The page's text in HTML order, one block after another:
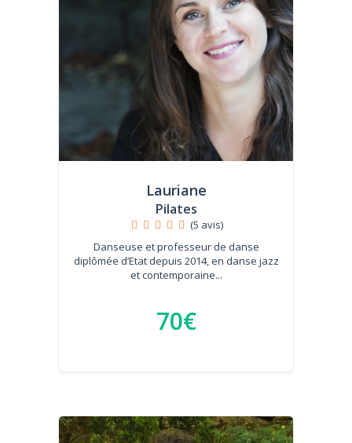
Lauriane
Pilates
(5 avis)
Danseuse et professeur de danse
diplômée d’Etat depuis 2014, en danse jazz
et contemporaine...
70€